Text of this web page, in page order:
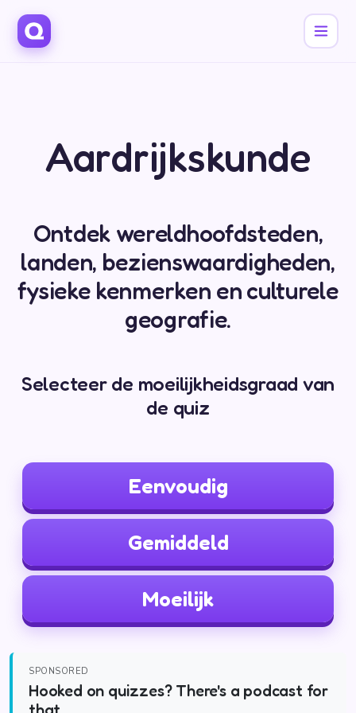
Aardrijkskunde
Ontdek wereldhoofdsteden,
landen, bezienswaardigheden,
fysieke kenmerken en culturele
geografie.
Selecteer de moeilijkheidsgraad van
de quiz
Eenvoudig
Gemiddeld
Moeilijk
SPONSORED
Hooked on quizzes? There's a podcast for